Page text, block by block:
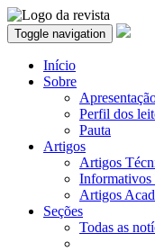
Toggle navigation
Início
Sobre
Perfil dos
Pauta
Artigos
Artigos
Informativos
Artigos
Seções
Todas as